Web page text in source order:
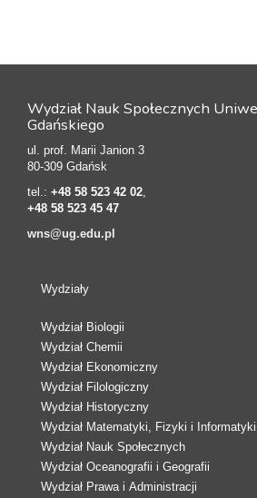
Wydział Nauk Społecznych
Gdańskiego
ul. prof. Marii Janion 3
80-309 Gdańsk
tel.: +48 58 523 42 02
+48 58 523 45 47
wns@ug.edu.pl
Wydziały
Wydział Biologii
Wydział Chemii
Wydział Ekonomiczny
Wydział Filologiczny
Wydział Historyczny
Wydział Matematyki, Fizyki i Informatyki
Wydział Nauk Społecznych
Wydział Oceanografii i Geografii
Wydział Prawa i Administracji